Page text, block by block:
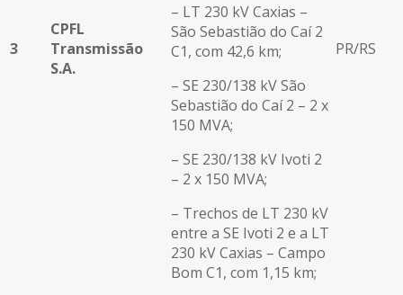
3
CPFL
Transmissão
S.A.
– LT 230 kV Caxias –
São Sebastião do Caí 2
C1, com 42,6 km;
– SE 230/138 kV São
Sebastião do Caí 2 – 2 x
150 MVA;
– SE 230/138 kV Ivoti 2
– 2 x 150 MVA;
– Trechos de LT 230 kV
entre a SE Ivoti 2 e a LT
230 kV Caxias – Campo
Bom C1, com 1,15 km;
PR/RS